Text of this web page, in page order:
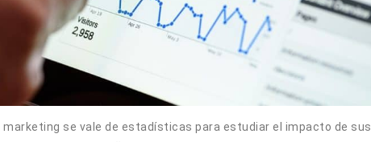
se vale de estadísticas para estudiar el impacto de sus